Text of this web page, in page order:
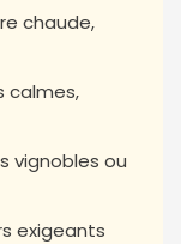
chaude,
calmes,
vignobles ou
exigeants